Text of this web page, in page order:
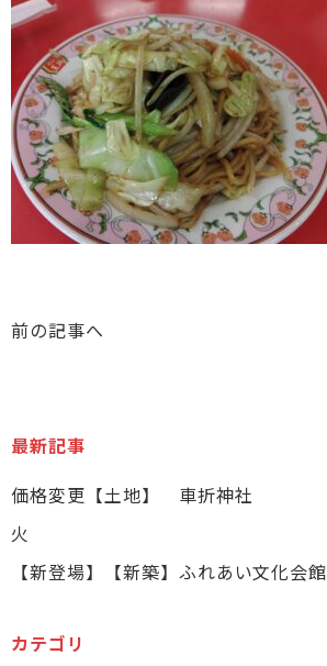
前の記事へ
最新記事
価格変更【土地】 車折神社
火
【新登場】【新築】ふれあい文化会館
カテゴリ